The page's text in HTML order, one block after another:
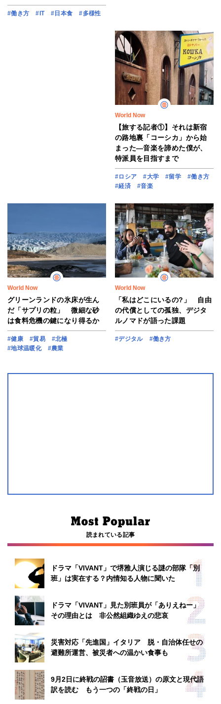
#働き方 #IT #日本食 #多様性
World Now
【旅する記者①】それは新宿
の路地裏「コーシカ」から始
まった―音楽を諦めた僕が、
特派員を目指すまで
#ロシア #大学 #留学
#働き方
#経済
#音楽
World Now
グリーンランドの氷床が生ん
だ「サプリの粒」 微細な砂
は食料危機の鍵になり得るか
#健康 #貿易
#北極
#地球温暖化
#農業
World Now
「私はどこにいるの?」 自由
の代償としての孤独、デジタ
ルノマドが語った課題
#デジタル #働き方
読まれている記事
ドラマ「VIVANT」で堺雅人演じる謎の部隊「別
班」は実在する？内情知る人物に聞いた
ドラマ「VIVANT」見た別班員が「ありえねー」
その理由とは 非公然組織ゆえの悲哀
災害対応「先進国」イタリア 脱・自治体任せの
避難所運営、被災者への温かい食事も
9月2日に終戦の詔書（玉音放送）の原文と現代語
訳を読む もう一つの「終戦の日」